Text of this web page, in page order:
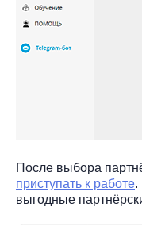
После выбора
приступать к работе.
выгодные